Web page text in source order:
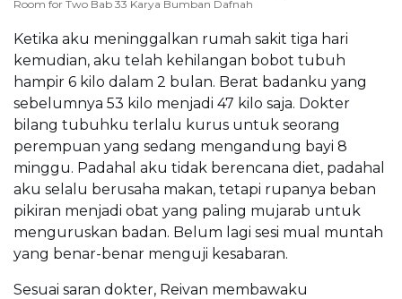
Room for Two Bab 33 Karya Bumban Dafnah
Ketika aku meninggalkan rumah sakit tiga hari
kemudian, aku telah kehilangan bobot tubuh
hampir 6 kilo dalam 2 bulan. Berat badanku yang
sebelumnya 53 kilo menjadi 47 kilo saja. Dokter
bilang tubuhku terlalu kurus untuk seorang
perempuan yang sedang mengandung bayi 8
minggu. Padahal aku tidak berencana diet, padahal
aku selalu berusaha makan, tetapi rupanya beban
pikiran menjadi obat yang paling mujarab untuk
menguruskan badan. Belum lagi sesi mual muntah
yang benar-benar menguji kesabaran.
Sesuai saran dokter, Reivan membawaku